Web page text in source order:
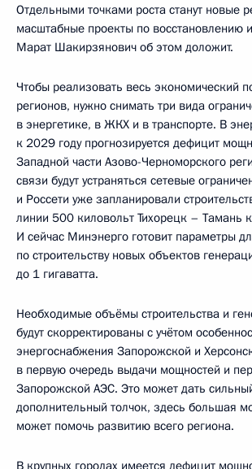
Отдельными точками роста станут новые
масштабные проекты по восстановлению
Марат Шакирзянович об этом доложит.
Чтобы реализовать весь экономический
регионов, нужно снимать три вида
в энергетике, в ЖКХ и в транспорте. В
к 2029 году прогнозируется дефицит
Западной части Азово-Черноморского
связи будут устраняться сетевые
и Россети уже запланировали
линии 500 киловольт Тихорецк – Тамань
И сейчас Минэнерго готовит параметры
по строительству новых объектов
до 1 гигаватта.
Необходимые объёмы строительства и
будут скорректированы с учётом
энергоснабжения Запорожской и
в первую очередь выдачи мощностей и
Запорожской АЭС. Это может дать
дополнительный толчок, здесь большая
может помочь развитию всего региона.
В крупных городах имеется дефицит